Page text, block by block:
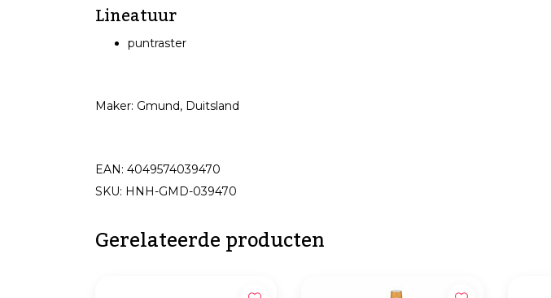
Lineatuur
puntraster
Maker: Gmund, Duitsland
EAN: 4049574039470
SKU: HNH-GMD-039470
Gerelateerde producten